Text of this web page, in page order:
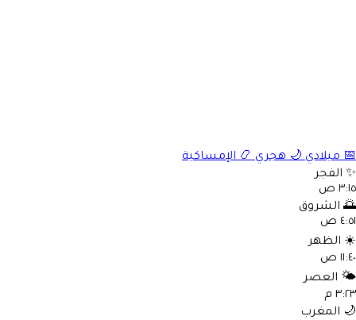
📅 ميلادي 🌙 هجري 📿 الإمساكية
✨ الفجر
٣:١٥ ص
🌅 الشروق
٤:٥١ ص
☀️ الظهر
١١:٤٠ ص
🌤️ العصر
٣:٢٣ م
🌙 المغرب